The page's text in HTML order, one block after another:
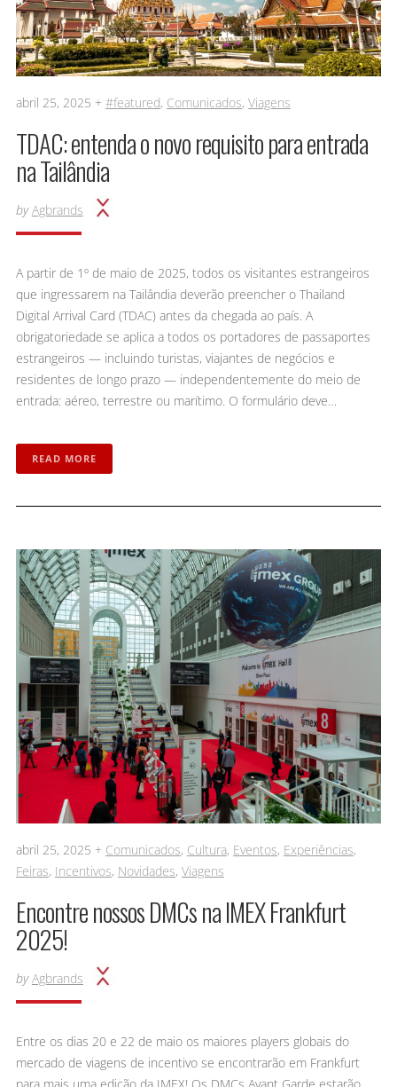
abril 25, 2025 + #featured, Comunicados, Viagens
TDAC: entenda o novo requisito para entrada
na Tailândia
by Agbrands
A partir de 1º de maio de 2025, todos os visitantes estrangeiros
que ingressarem na Tailândia deverão preencher o Thailand
Digital Arrival Card (TDAC) antes da chegada ao país. A
obrigatoriedade se aplica a todos os portadores de passaportes
estrangeiros — incluindo turistas, viajantes de negócios e
residentes de longo prazo — independentemente do meio de
entrada: aéreo, terrestre ou marítimo. O formulário deve…
READ MORE
abril 25, 2025 + Comunicados, Cultura, Eventos, Experiências,
Feiras, Incentivos, Novidades, Viagens
Encontre nossos DMCs na IMEX Frankfurt
2025!
by Agbrands
Entre os dias 20 e 22 de maio os maiores players globais do
mercado de viagens de incentivo se encontrarão em Frankfurt